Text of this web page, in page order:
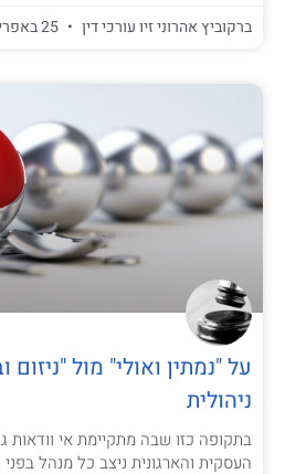
ברקוביץ אהרוני זיו עורכי דין
על "נמתין ואולי" מול
ניהולית
בתקופה כזו שבה מתקיימת אי וודאות
העסקית והארגונית ניצב כל מנהל